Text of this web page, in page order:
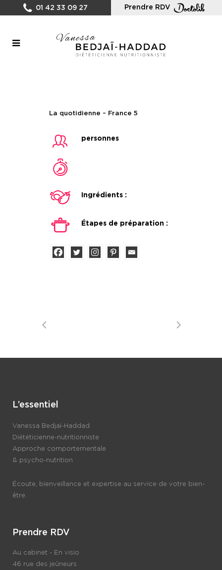
01 42 33 09 27 Prendre RDV
La quotidienne – France 5
personnes
Ingrédients :
Étapes de préparation :
L’essentiel
Vanessa Bedjaï-Haddad
Diététicienne-nutritionniste
Approche comportementale
& psycho-nutrition
Écoute, bienveillance et expertise au service de votre bien-
être.
Prendre RDV
Au cabinet - En visio
46 rue des jeûneurs